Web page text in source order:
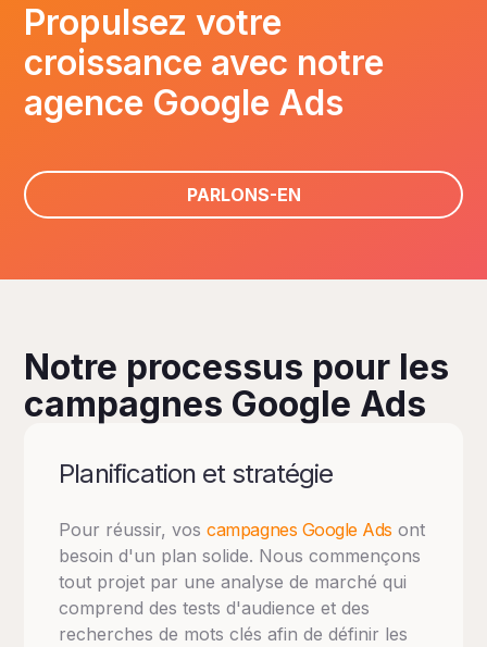
Propulsez votre
croissance avec notre
agence Google Ads
PARLONS-EN
Notre processus pour les
campagnes Google Ads
Planification et stratégie
Pour réussir, voscampagnes Google Ads ont
besoin d'un plan solide. Nous commençons
tout projet par une analyse de marché qui
comprend des tests d'audience et des
recherches de mots clés afin de définir les